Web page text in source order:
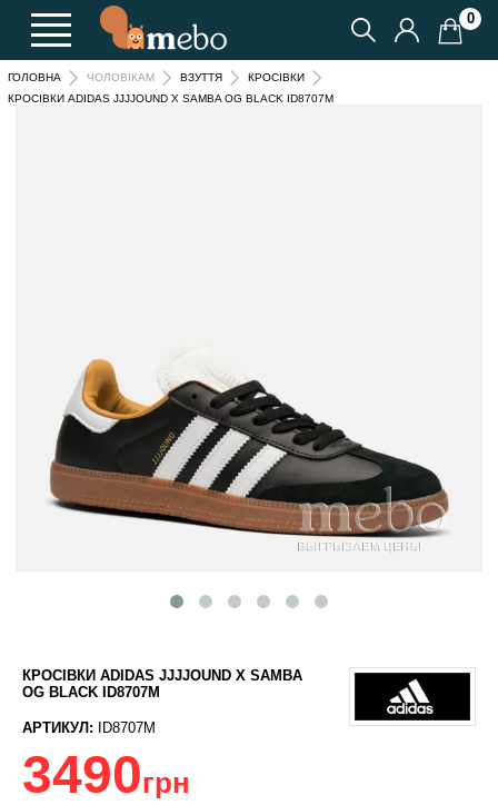
0
ГОЛОВНА ЧОЛОВІКАМ ВЗУТТЯ
КРОСІВКИ
КРОСІВКИ ADIDAS JJJJOUND X SAMBA OG BLACK ID8707M
КРОСІВКИ ADIDAS JJJJOUND X SAMBA
OG BLACK ID8707M
АРТИКУЛ: ID8707M
3490грн